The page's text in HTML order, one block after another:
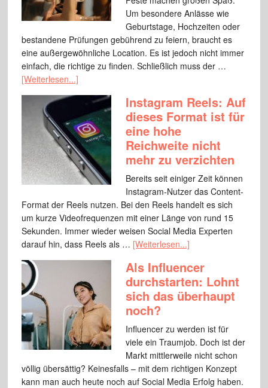
Um besondere Anlässe wie
Geburtstage, Hochzeiten oder
bestandene Prüfungen gebührend zu feiern, braucht es
eine außergewöhnliche Location. Es ist jedoch nicht immer
einfach, die richtige zu finden. Schließlich muss der …
[Weiterlesen...]
Instagram Reels: Auf
dieses Format ist für
eine hohe
Reichweite nicht
mehr zu verzichten
Bereits seit einiger Zeit können
Instagram-Nutzer das Content-
Format der Reels nutzen. Bei den Reels handelt es sich
um kurze Videofrequenzen mit einer Länge von rund 15
Sekunden. Immer wieder weisen Social Media Experten
darauf hin, dass Reels als … [Weiterlesen...]
Als Influencer
durchstarten: Lohnt
sich das überhaupt
noch?
Influencer zu werden ist für
viele ein Traumjob. Doch ist der
Markt mittlerweile nicht schon
völlig übersättig? Keinesfalls – mit dem richtigen Konzept
kann man auch heute noch auf Social Media Erfolg haben.